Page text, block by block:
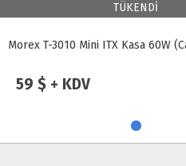
TÜKENDİ
Morex T-3010 Mini ITX Kasa 60W
59 $ + KDV